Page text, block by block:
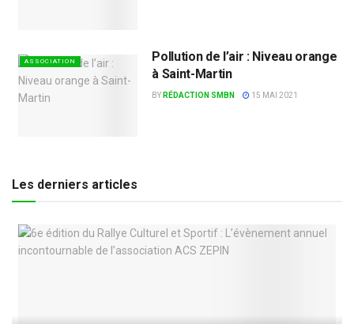
ASSOCIATION
Pollution de l’air : Niveau orange
à Saint-Martin
BY RÉDACTION SMBN 15 MAI 2021
Les derniers articles